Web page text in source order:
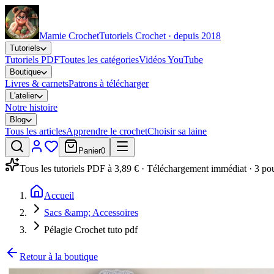
Mamie CrochetTutoriels Crochet · depuis 2018
Tutoriels
Tutoriels PDFToutes les catégoriesVidéos YouTube
Boutique
Livres & carnetsPatrons à télécharger
L'atelier
Notre histoire
Blog
Tous les articlesApprendre le crochetChoisir sa laine
Panier0
Tous les tutoriels PDF à 3,89 € · Téléchargement immédiat · 3
Accueil
Sacs &amp; Accessoires
Pélagie Crochet tuto pdf
Retour à la boutique